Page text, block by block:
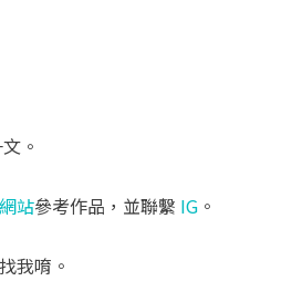
。
站參考作品，並聯繫 IG 。
找我唷。